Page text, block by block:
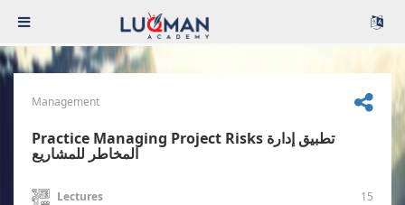
Management
Practice Managing Project Risks تطبيق إدارة
المخاطر للمشاريع
Lectures 15